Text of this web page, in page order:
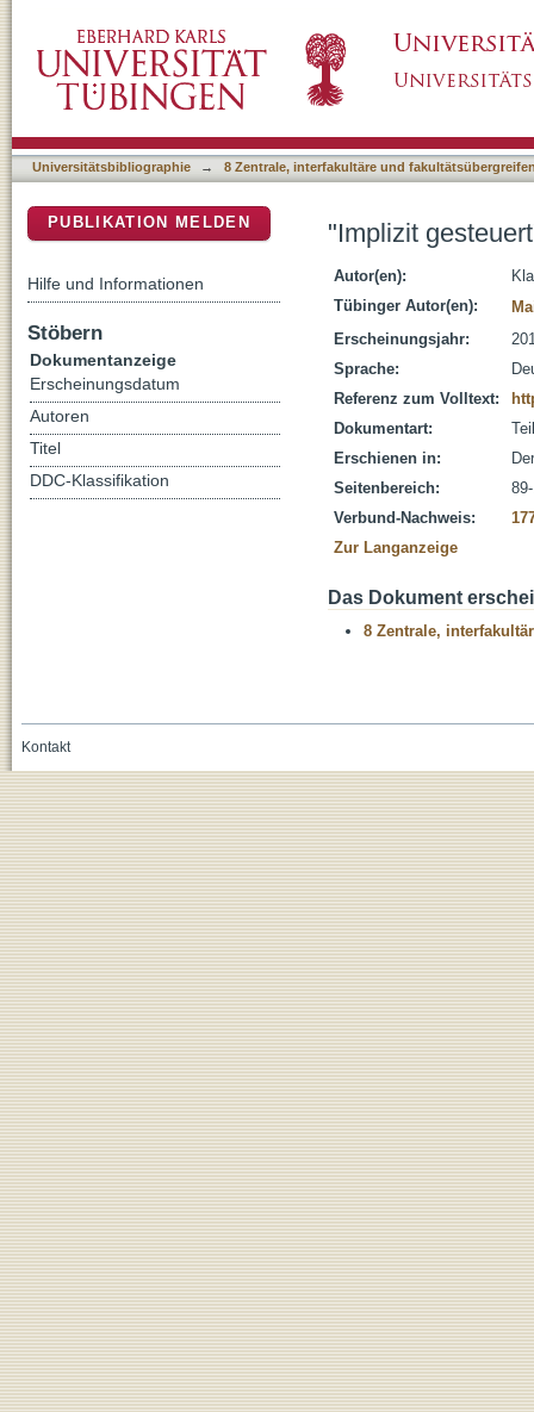
Universitätsbibliographie → 8 Zentrale, interfakultäre und
"Implizit
Autor(en):
Tübinger Autor(en):
Erscheinungsjahr:
Sprache:
Referenz zum Volltext:
Dokumentart:
Erschienen in:
Seitenbereich:
Verbund-Nachweis:
Zur Langanzeige
Das Dokument
8 Zentrale,
PUBLIKATION MELDEN
Hilfe und Informationen
Stöbern
Dokumentanzeige
Erscheinungsdatum
Autoren
Titel
DDC-Klassifikation
Kontakt